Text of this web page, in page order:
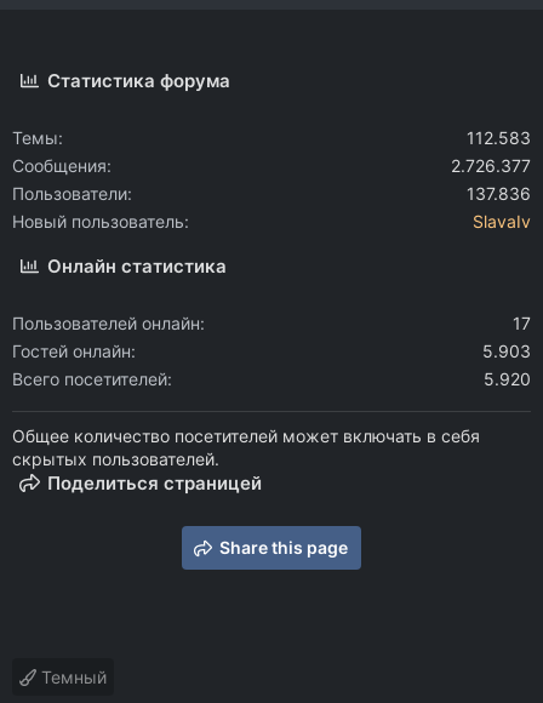
Статистика форума
Темы
112.583
Сообщения
2.726.377
Пользователи
137.836
Новый пользователь
SlavaIv
Онлайн статистика
Пользователей онлайн
17
Гостей онлайн
5.903
Всего посетителей
5.920
Общее количество посетителей может включать в себя
скрытых пользователей.
Поделиться страницей
Share this page
Темный